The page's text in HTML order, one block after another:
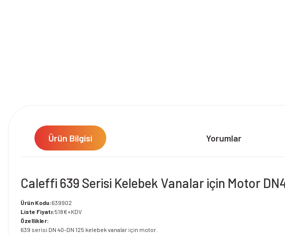
Ürün Bilgisi Yorumlar
Caleffi 639 Serisi Kelebek Vanalar için Motor
Ürün Kodu:639902
Liste Fiyatı:518€+KDV
Özellikler:
639 serisi DN 40-DN 125 kelebek vanalar için motor.